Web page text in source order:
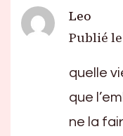
Leo
Publié le
quelle
que
ne la